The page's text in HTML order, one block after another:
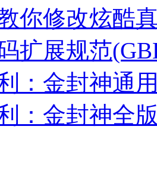
你修改炫酷
扩展规范
：金封神通
：金封神全